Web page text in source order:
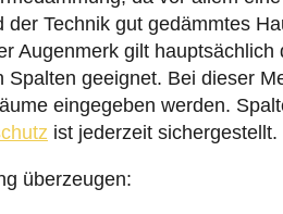
Technik gut gedämmtes
Augenmerk gilt
geeignet. Bei dieser
eingegeben werden.
ist jederzeit sichergestellt.
überzeugen: